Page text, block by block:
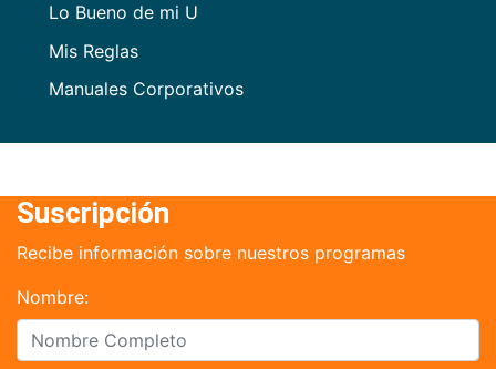
Lo Bueno de mi U
Mis Reglas
Manuales Corporativos
Suscripción
Recibe información sobre nuestros programas
Nombre: